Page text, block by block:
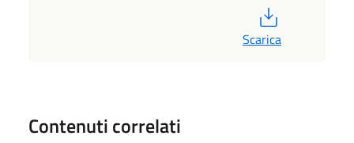
Scarica
Contenuti correlati